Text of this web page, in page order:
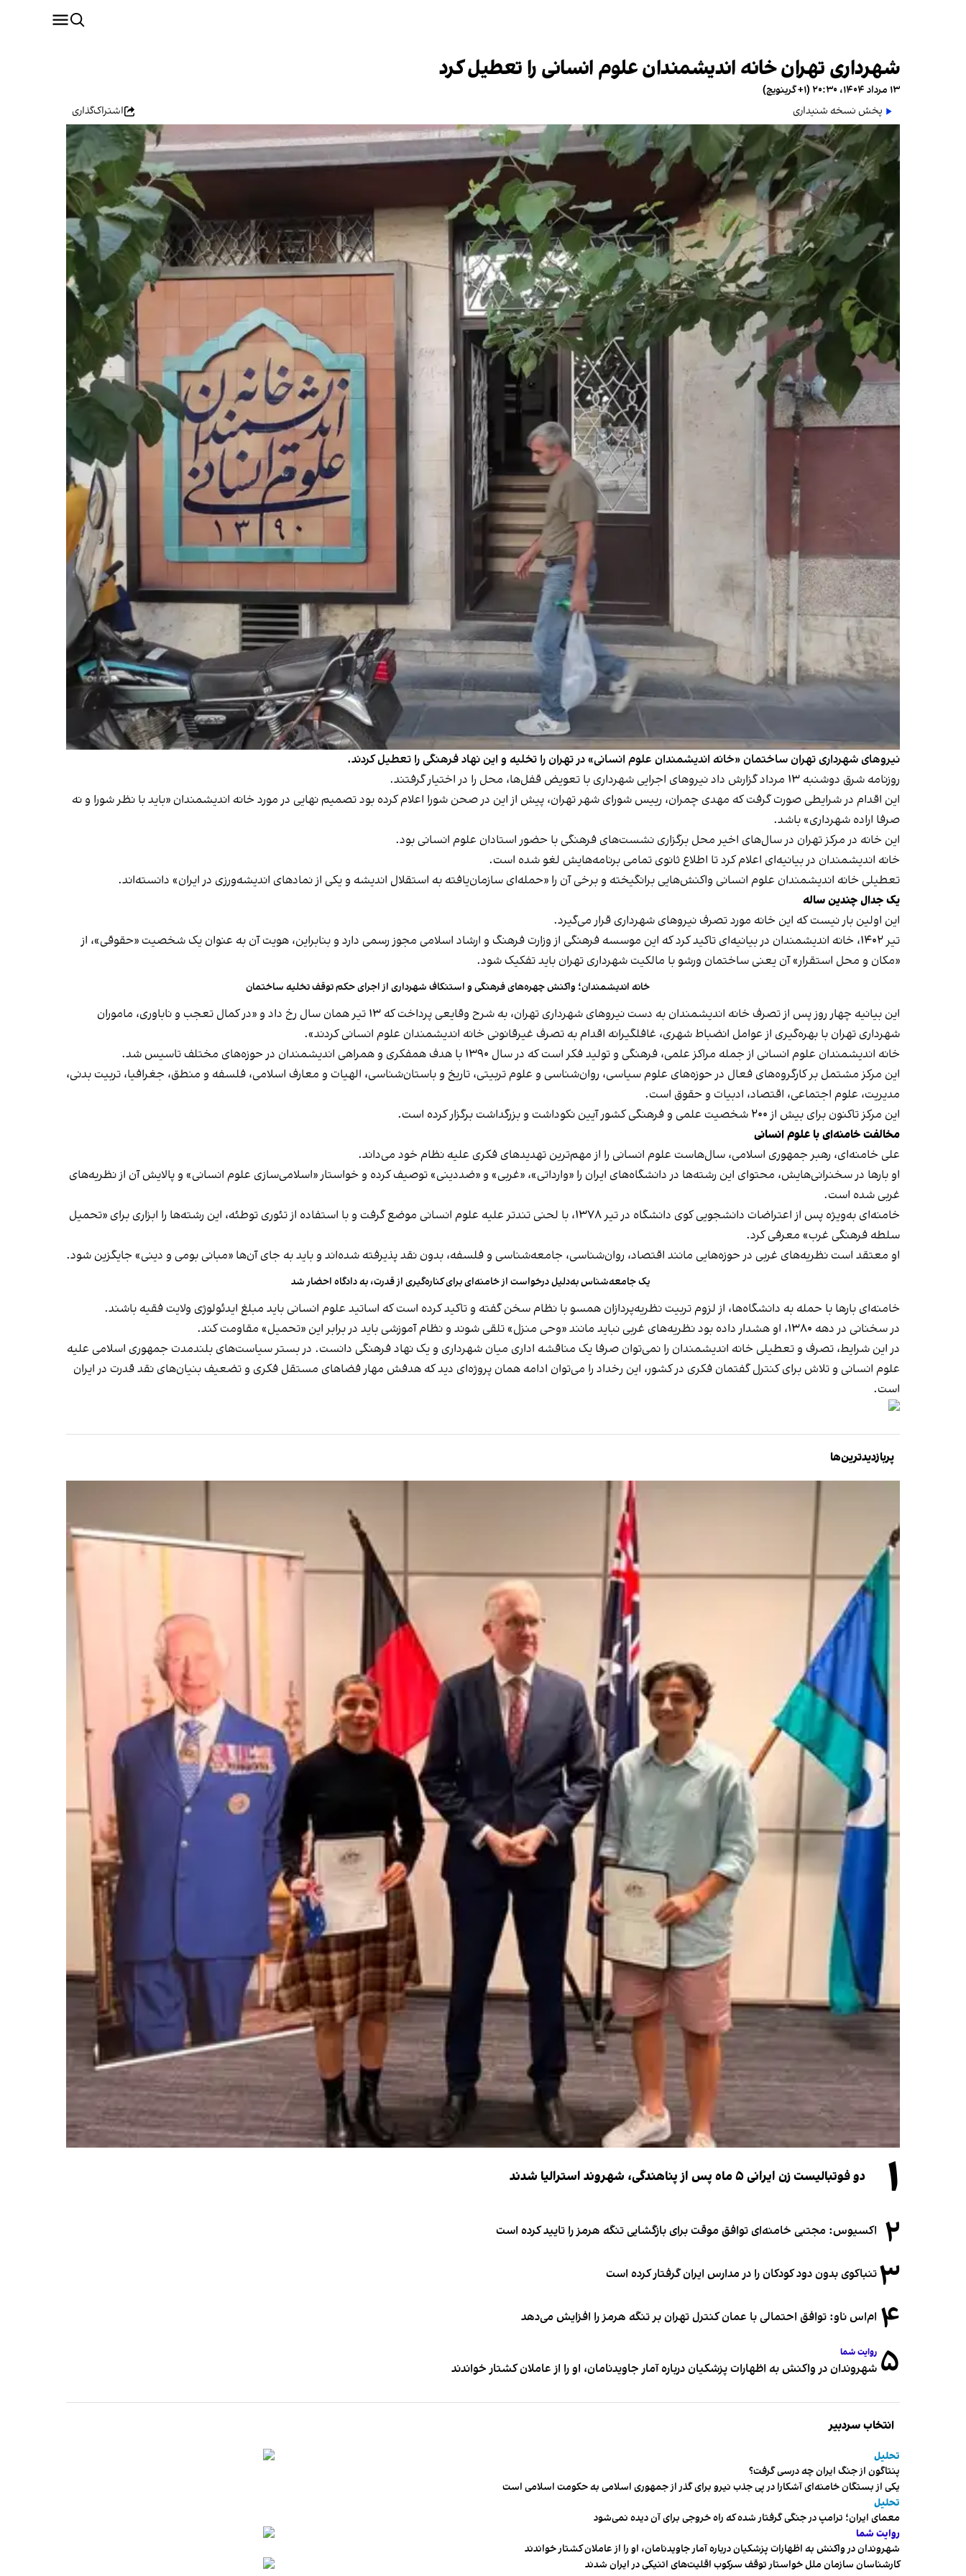
شهرداری تهران خانه اندیشمندان علوم انسانی را تعطیل کرد
۱۳ مرداد ۱۴۰۴، ۲۰:۳۰ (‎+۱ گرینویچ)
پخش نسخه شنیداری
اشتراک‌گذاری
نیروهای شهرداری تهران ساختمان «خانه اندیشمندان علوم انسانی» در تهران را تخلیه و این نهاد فرهنگی را تعطیل کردند.
روزنامه شرق دوشنبه ۱۳ مرداد گزارش داد نیروهای اجرایی شهرداری با تعویض قفل‌ها، محل را در اختیار گرفتند.
این اقدام در شرایطی صورت گرفت که مهدی چمران، رییس شورای شهر تهران، پیش از این در صحن شورا اعلام کرده بود تصمیم نهایی در مورد خانه اندیشمندان «باید با نظر شورا و نه
صرفا اراده شهرداری» باشد.
این خانه در مرکز تهران در سال‌های اخیر محل برگزاری نشست‌های فرهنگی با حضور استادان علوم انسانی بود.
خانه اندیشمندان در بیانیه‌ای اعلام کرد تا اطلاع ثانوی تمامی برنامه‌هایش لغو شده است.
تعطیلی خانه اندیشمندان علوم انسانی واکنش‌هایی برانگیخته و برخی آن را «حمله‌ای سازمان‌یافته به استقلال اندیشه و یکی از نمادهای اندیشه‌ورزی در ایران» دانسته‌اند.
یک جدال چندین ساله
این اولین بار نیست که این خانه مورد تصرف نیروهای شهرداری قرار می‌گیرد.
تیر ۱۴۰۲، خانه اندیشمندان در بیانیه‌ای تاکید کرد که این موسسه فرهنگی از وزارت فرهنگ و ارشاد اسلامی مجوز رسمی دارد و بنابراین، هویت آن به‌ عنوان یک شخصیت «حقوقی»، از
«مکان و محل استقرار» آن یعنی ساختمان ورشو با مالکیت شهرداری تهران باید تفکیک شود.
خانه اندیشمندان؛ واکنش چهره‌های فرهنگی و استنکاف شهرداری از اجرای حکم توقف تخلیه ساختمان
این بیانیه چهار روز پس از تصرف خانه اندیشمندان به دست نیروهای شهرداری تهران، به شرح وقایعی پرداخت که ۱۳ تیر همان سال رخ داد و «در کمال تعجب و ناباوری، ماموران
شهرداری تهران با بهره‌گیری از عوامل انضباط شهری، غافلگیرانه اقدام به تصرف غیرقانونی خانه اندیشمندان علوم انسانی کردند».
خانه اندیشمندان علوم انسانی از جمله مراکز علمی، فرهنگی و تولید فکر است که در سال ۱۳۹۰ با هدف همفکری و همراهی اندیشمندان در حوزه‌های مختلف تاسیس شد.
این مرکز مشتمل بر کارگروه‌های فعال در حوزه‌های علوم سیاسی، روان‌شناسی و علوم تربیتی، تاریخ و باستان‌شناسی، الهیات و معارف اسلامی، فلسفه و منطق، جغرافیا، تربیت بدنی،
مدیریت، علوم اجتماعی، اقتصاد، ادبیات و حقوق است.
این مرکز تاکنون برای بیش از ۲۰۰ شخصیت علمی و فرهنگی کشور آیین نکوداشت و بزرگداشت برگزار کرده است.
مخالفت خامنه‌ای با علوم انسانی
علی خامنه‌ای، رهبر جمهوری اسلامی، سال‌هاست علوم انسانی را از مهم‌ترین تهدیدهای فکری علیه نظام خود می‌داند.
او بارها در سخنرانی‌هایش، محتوای این رشته‌ها در دانشگاه‌های ایران را «وارداتی»، «غربی» و «ضددینی» توصیف کرده و خواستار «اسلامی‌سازی علوم انسانی» و پالایش آن از نظریه‌های
غربی شده است.
خامنه‌ای به‌ویژه پس از اعتراضات دانشجویی کوی دانشگاه در تیر ۱۳۷۸، با لحنی تندتر علیه علوم انسانی موضع گرفت و با استفاده از تئوری توطئه، این رشته‌ها را ابزاری برای «تحمیل
سلطه فرهنگی غرب» معرفی کرد.
او معتقد است نظریه‌های غربی در حوزه‌هایی مانند اقتصاد، روان‌شناسی، جامعه‌شناسی و فلسفه، بدون نقد پذیرفته شده‌اند و باید به جای آن‌ها «مبانی بومی و دینی» جایگزین شود.
یک جامعه‌شناس به‌دلیل درخواست از خامنه‌ای برای کناره‌گیری از قدرت، به دادگاه احضار شد
خامنه‌ای بارها با حمله به دانشگاه‌ها، از لزوم تربیت نظریه‌پردازان همسو با نظام سخن گفته و تاکید کرده است که اساتید علوم انسانی باید مبلغ ایدئولوژی ولایت فقیه باشند.
در سخنانی در دهه ۱۳۸۰، او هشدار داده بود نظریه‌های غربی نباید مانند «وحی منزل» تلقی شوند و نظام آموزشی باید در برابر این «تحمیل» مقاومت کند.
در این شرایط، تصرف و تعطیلی خانه اندیشمندان را نمی‌توان صرفا یک مناقشه اداری میان شهرداری و یک نهاد فرهنگی دانست. در بستر سیاست‌های بلندمدت جمهوری اسلامی علیه
علوم انسانی و تلاش برای کنترل گفتمان فکری در کشور، این رخداد را می‌توان ادامه همان پروژه‌ای دید که هدفش مهار فضاهای مستقل فکری و تضعیف بنیان‌های نقد قدرت در ایران
است.
پربازدیدترین‌ها
۱ دو فوتبالیست زن ایرانی ۵ ماه پس از پناهندگی، شهروند استرالیا شدند
۲ اکسیوس: مجتبی خامنه‌ای توافق موقت برای بازگشایی تنگه هرمز را تایید کرده است
۳تنباکوی بدون دود کودکان را در مدارس ایران گرفتار کرده است
۴ ام‌اس ناو: توافق احتمالی با عمان کنترل تهران بر تنگه هرمز را افزایش می‌دهد
۵ روایت شما
شهروندان در واکنش به اظهارات پزشکیان درباره آمار جاویدنامان، او را از عاملان کشتار خواندند
انتخاب سردبیر
تحلیل
پنتاگون از جنگ ایران چه درسی گرفت؟
یکی از بستگان خامنه‌ای آشکارا در پی جذب نیرو برای گذر از جمهوری اسلامی به حکومت اسلامی است
تحلیل
معمای ایران؛ ترامپ در جنگی گرفتار شده که راه خروجی برای آن دیده نمی‌شود
روایت شما
شهروندان در واکنش به اظهارات پزشکیان درباره آمار جاویدنامان، او را از عاملان کشتار خواندند
کارشناسان سازمان ملل خواستار توقف سرکوب اقلیت‌های اتنیکی در ایران شدند